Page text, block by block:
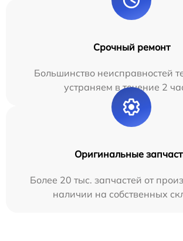
Срочный ремонт
Большинство неисправностей
устраняем в течение 2
Оригинальные
Более 20 тыс. запчастей от
наличии на собственных